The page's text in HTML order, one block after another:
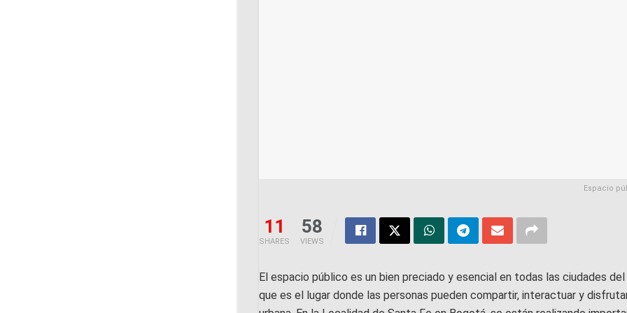
Espacio
11
SHARES
58
VIEWS
El espacio público es un bien preciado y esencial en todas las ciudades del
que es el lugar donde las personas pueden compartir, interactuar y